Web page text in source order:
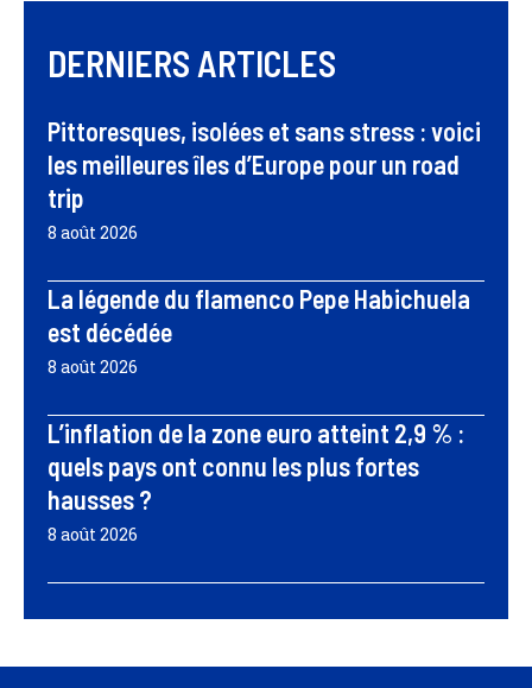
DERNIERS ARTICLES
Pittoresques, isolées et sans stress : voici
les meilleures îles d’Europe pour un road
trip
8 août 2026
La légende du flamenco Pepe Habichuela
est décédée
8 août 2026
L’inflation de la zone euro atteint 2,9 % :
quels pays ont connu les plus fortes
hausses ?
8 août 2026